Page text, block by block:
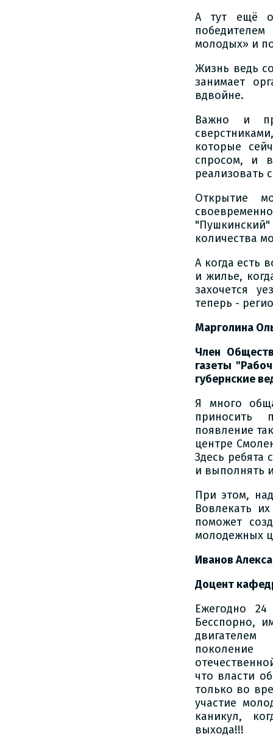
А тут ещё
молодых» и
Жизнь ведь
занимает
вдвойне.
Важно и
которые
спросом, и
реализовать
Открытие
количества
А когда есть
и жилье,
захочется
теперь -
Марголина
Член
газеты
губернские
Я много
приносить
появление
центре
Здесь ребята
и выполнять
При этом,
Вовлекать
поможет
молодежных
Иванов
Доцент
Ежегодно
Бесспорно,
что власти
только во
участие
каникул,
выхода!!!